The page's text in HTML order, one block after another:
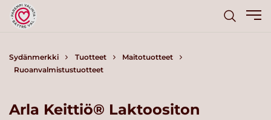
Sydänmerkki Tuotteet
Maitotuotteet
Ruoanvalmistustuotteet
Arla Keittiö® Laktoositon